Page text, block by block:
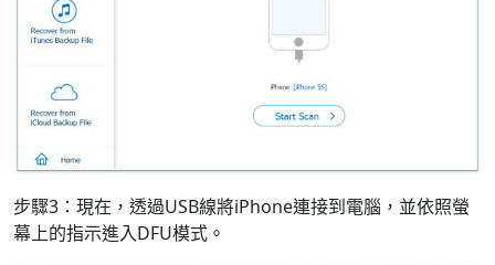
步驟3：現在，透過USB線將iPhone連接到電腦，並依照螢
幕上的指示進入DFU模式。
English Nederlands
Tiếng Việt